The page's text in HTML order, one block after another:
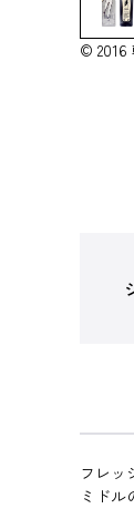
© 2016
フレッ
ミドル